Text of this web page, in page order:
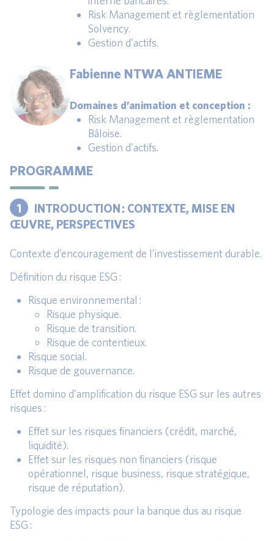
Risk Management et règlementation
Solvency.
Gestion d’actifs.
Fabienne NTWA ANTIEME
Domaines d’animation et conception :
Risk Management et règlementation
Bâloise.
Gestion d’actifs.
PROGRAMME
1
INTRODUCTION : CONTEXTE, MISE EN
ŒUVRE, PERSPECTIVES
Contexte d’encouragement de l’investissement durable.
Définition du risque ESG :
Risque environnemental :
Risque physique.
Risque de transition.
Risque de contentieux.
Risque social.
Risque de gouvernance.
Effet domino d’amplification du risque ESG sur les autres
risques :
Effet sur les risques financiers (crédit, marché,
liquidité).
Effet sur les risques non financiers (risque
opérationnel, risque business, risque stratégique,
risque de réputation).
Typologie des impacts pour la banque dus au risque
ESG :